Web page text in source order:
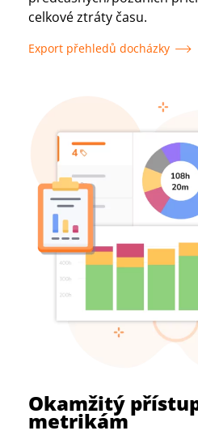
celkové ztráty času.
Export přehledů docházky
Okamžitý
metrikám